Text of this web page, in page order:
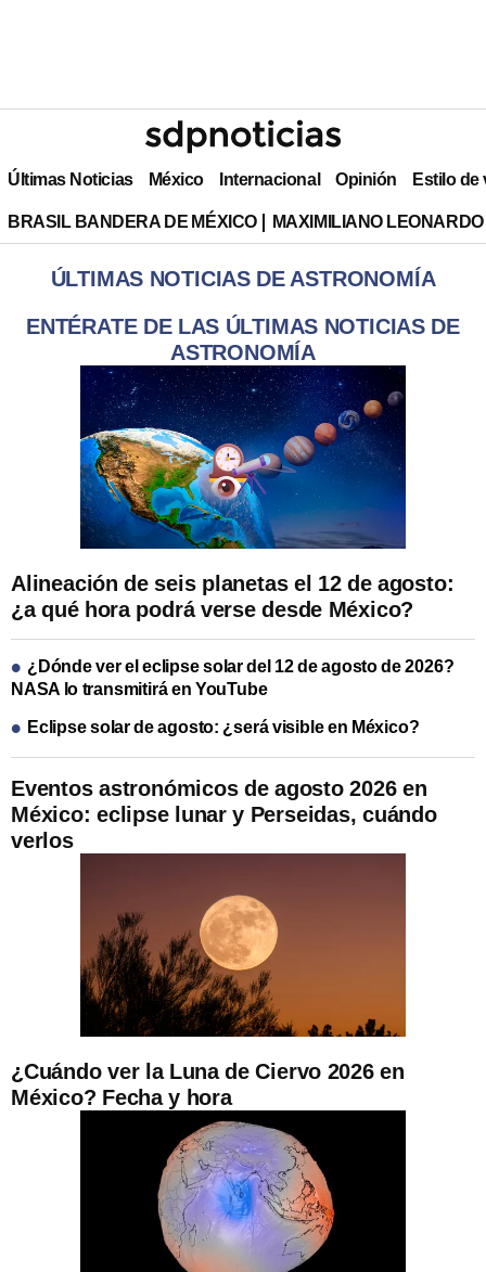
Últimas Noticias México Internacional Opinión Estilo de
BRASIL BANDERA DE MÉXICO MAXIMILIANO
ÚLTIMAS NOTICIAS DE ASTRONOMÍA
ENTÉRATE DE LAS ÚLTIMAS NOTICIAS DE
ASTRONOMÍA
Eventos astronómicos de agosto 2026 en
México: eclipse lunar y Perseidas, cuándo
verlos
¿Cuándo ver la Luna de Ciervo 2026 en
México? Fecha y hora
Alineación de seis planetas el 12 de agosto:
¿a qué hora podrá verse desde México?
¿Dónde ver el eclipse solar del 12 de agosto de 2026?
NASA lo transmitirá en YouTube
Eclipse solar de agosto: ¿será visible en México?